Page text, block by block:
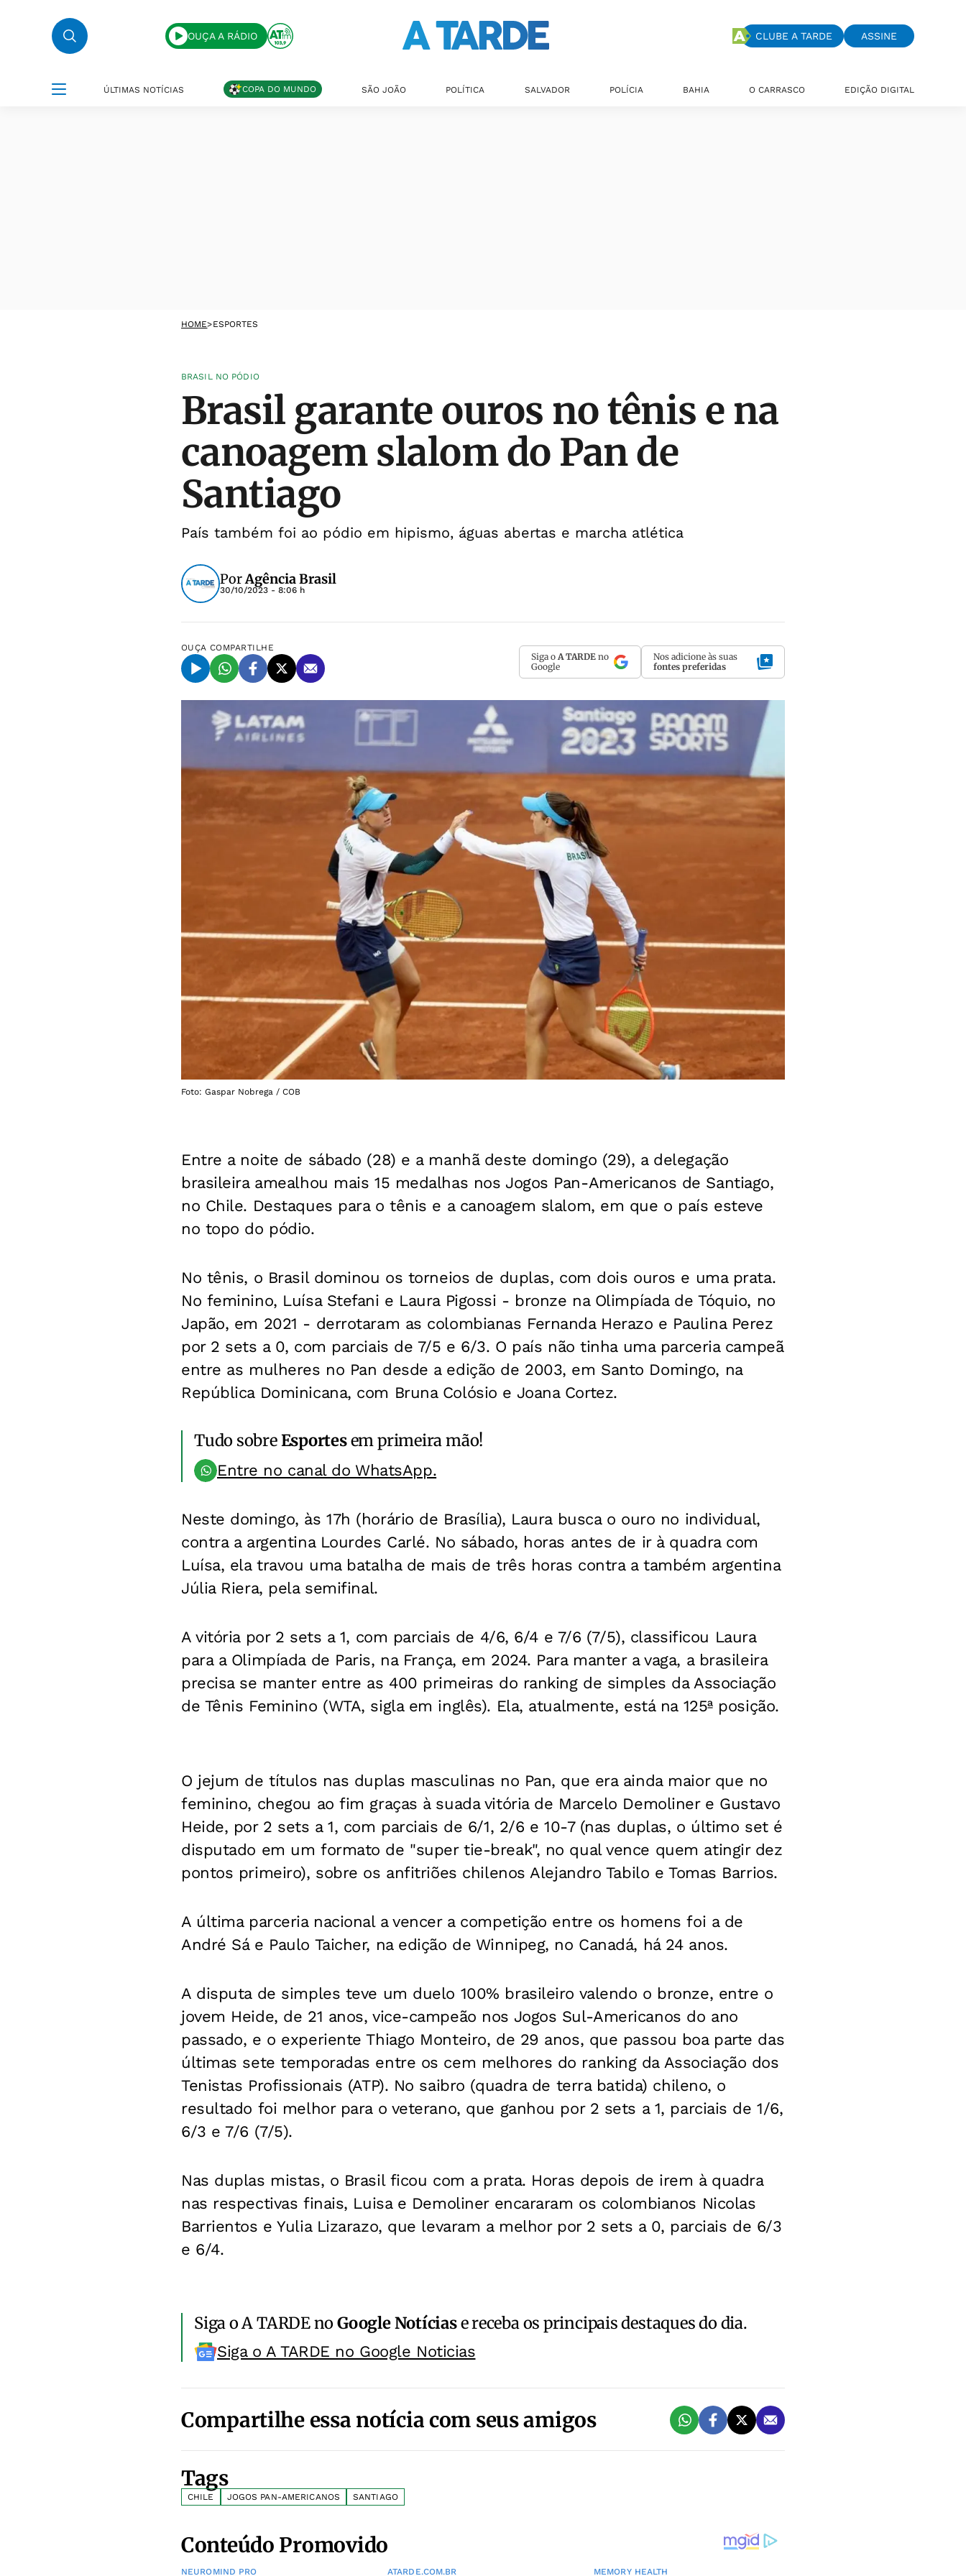
OUÇA A RÁDIO CLUBE A TARDE ASSINE
ÚLTIMAS NOTÍCIAS COPA DO MUNDO SÃO JOÃO POLÍTICA SALVADOR POLÍCIA BAHIA O CARRASCO EDIÇÃO DIGITAL
HOME>ESPORTES
BRASIL NO PÓDIO
Brasil garante ouros no tênis e na
canoagem slalom do Pan de
Santiago
País também foi ao pódio em hipismo, águas abertas e marcha atlética
PorAgência Brasil
30/10/2023 - 8:06 h
OUÇA COMPARTILHE
Siga o A TARDE no
Google
Nos adicione às suas
fontes preferidas
Foto: Gaspar Nobrega / COB
Entre a noite de sábado (28) e a manhã deste domingo (29), a delegação
brasileira amealhou mais 15 medalhas nos Jogos Pan-Americanos de Santiago,
no Chile. Destaques para o tênis e a canoagem slalom, em que o país esteve
no topo do pódio.
No tênis, o Brasil dominou os torneios de duplas, com dois ouros e uma prata.
No feminino, Luísa Stefani e Laura Pigossi - bronze na Olimpíada de Tóquio, no
Japão, em 2021 - derrotaram as colombianas Fernanda Herazo e Paulina Perez
por 2 sets a 0, com parciais de 7/5 e 6/3. O país não tinha uma parceria campeã
entre as mulheres no Pan desde a edição de 2003, em Santo Domingo, na
República Dominicana, com Bruna Colósio e Joana Cortez.
Tudo sobreEsportesem primeira mão!
Entre no canal do WhatsApp.
Neste domingo, às 17h (horário de Brasília), Laura busca o ouro no individual,
contra a argentina Lourdes Carlé. No sábado, horas antes de ir à quadra com
Luísa, ela travou uma batalha de mais de três horas contra a também argentina
Júlia Riera, pela semifinal.
A vitória por 2 sets a 1, com parciais de 4/6, 6/4 e 7/6 (7/5), classificou Laura
para a Olimpíada de Paris, na França, em 2024. Para manter a vaga, a brasileira
precisa se manter entre as 400 primeiras do ranking de simples da Associação
de Tênis Feminino (WTA, sigla em inglês). Ela, atualmente, está na 125ª posição.
O jejum de títulos nas duplas masculinas no Pan, que era ainda maior que no
feminino, chegou ao fim graças à suada vitória de Marcelo Demoliner e Gustavo
Heide, por 2 sets a 1, com parciais de 6/1, 2/6 e 10-7 (nas duplas, o último set é
disputado em um formato de "super tie-break", no qual vence quem atingir dez
pontos primeiro), sobre os anfitriões chilenos Alejandro Tabilo e Tomas Barrios.
A última parceria nacional a vencer a competição entre os homens foi a de
André Sá e Paulo Taicher, na edição de Winnipeg, no Canadá, há 24 anos.
A disputa de simples teve um duelo 100% brasileiro valendo o bronze, entre o
jovem Heide, de 21 anos, vice-campeão nos Jogos Sul-Americanos do ano
passado, e o experiente Thiago Monteiro, de 29 anos, que passou boa parte das
últimas sete temporadas entre os cem melhores do ranking da Associação dos
Tenistas Profissionais (ATP). No saibro (quadra de terra batida) chileno, o
resultado foi melhor para o veterano, que ganhou por 2 sets a 1, parciais de 1/6,
6/3 e 7/6 (7/5).
Nas duplas mistas, o Brasil ficou com a prata. Horas depois de irem à quadra
nas respectivas finais, Luisa e Demoliner encararam os colombianos Nicolas
Barrientos e Yulia Lizarazo, que levaram a melhor por 2 sets a 0, parciais de 6/3
e 6/4.
Siga o A TARDE noGoogle Notíciase receba os principais destaques do dia.
Siga o A TARDE no Google Noticias
Compartilhe essa notícia com seus amigos
Tags
CHILE JOGOS PAN-AMERICANOS SANTIAGO